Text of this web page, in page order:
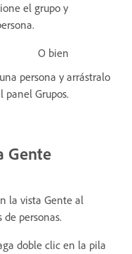
el grupo y
persona y arrástralo
panel Grupos.
Gente
la vista Gente al
personas.
doble clic en la pila